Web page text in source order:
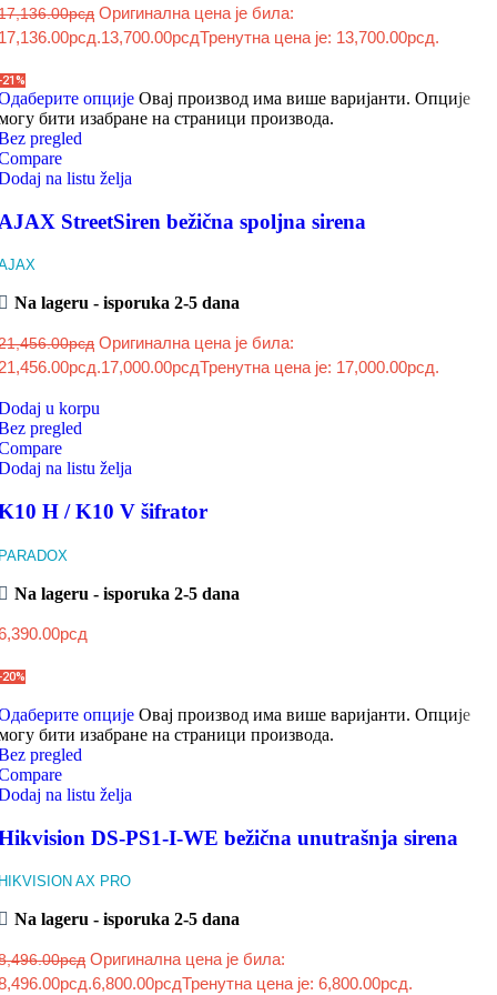
рсд Оригинална цена је била:
13,700.00рсдТренутна цена је: 13,700.00рсд.
опције Овај производ има више варијанти. Опције
бити изабране на страници производа.
pregled
na listu želja
StreetSiren bežična spoljna sirena
Na lageru - isporuka 2-5 dana
рсд Оригинална цена је била:
17,000.00рсдТренутна цена је: 17,000.00рсд.
u korpu
pregled
na listu želja
H / K10 V šifrator
Na lageru - isporuka 2-5 dana
рсд
опције Овај производ има више варијанти. Опције
бити изабране на страници производа.
pregled
na listu želja
DS-PS1-I-WE bežična unutrašnja sirena
AX PRO
Na lageru - isporuka 2-5 dana
рсд Оригинална цена је била:
6,800.00рсдТренутна цена је: 6,800.00рсд.